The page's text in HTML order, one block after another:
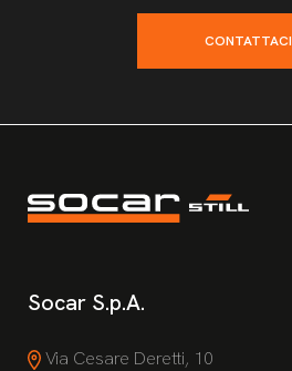
CONTATTACI
Socar S.p.A.
Via Cesare Deretti, 10